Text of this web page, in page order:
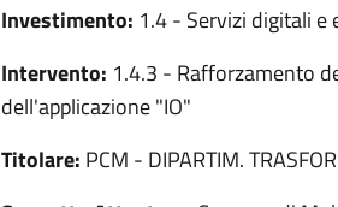
Investimento: 1.4 - Servizi digitali e
Intervento: 1.4.3 - Rafforzamento
dell'applicazione "IO"
Titolare: PCM - DIPARTIM.